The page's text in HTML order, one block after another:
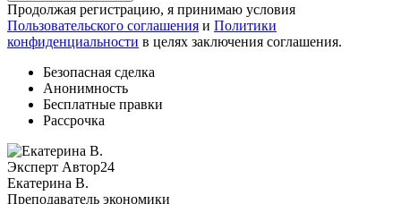
Продолжая регистрацию, я принимаю условия
Пользовательского соглашения и Политики
конфиденциальности в целях заключения соглашения.
Безопасная сделка
Анонимность
Бесплатные правки
Рассрочка
Эксперт Автор24
Екатерина B.
Преподаватель экономики